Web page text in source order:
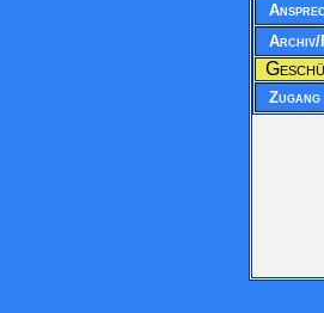
Archiv/
Zugang